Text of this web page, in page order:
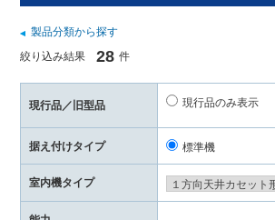
製品分類から探す
絞り込み結果
28 件
現行品／旧型品 現行品のみ表示
据え付けタイプ 標準機
室内機タイプ